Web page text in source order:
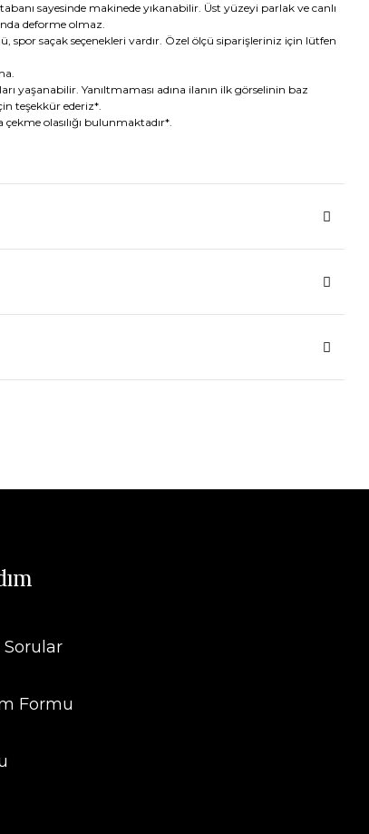
sayesinde makinede yıkanabilir. Üst yüzeyi parlak ve canlı
deforme olmaz.
spor saçak seçenekleri vardır. Özel ölçü siparişleriniz için lütfen
yaşanabilir. Yanıltmaması adına ilanın ilk görselinin baz
teşekkür ederiz*.
çekme olasılığı bulunmaktadır*.
Sorular
Formu